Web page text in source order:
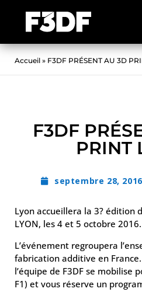
Accueil » F3DF PRÉSENT AU 3D
F3DF
PRINT
septembre 28, 2016
Lyon accueillera la 3? édition
LYON, les 4 et 5 octobre 2016.
L’événement regroupera
fabrication additive en
l’équipe de F3DF se mobilise
F1) et vous réserve un